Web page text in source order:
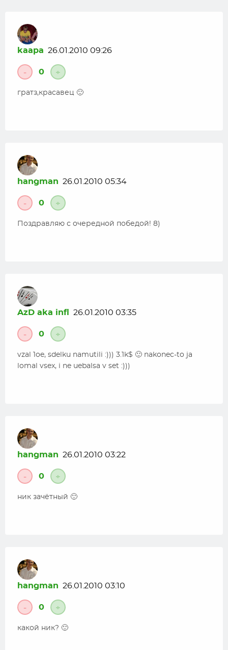
kaapa 26.01.2010 09:26
- 0 +
гратз,красавец 🙂
hangman 26.01.2010 05:34
- 0 +
Поздравляю с очередной победой! 8)
AzD aka infl 26.01.2010 03:35
- 0 +
vzal 1oe, sdelku namutili :))) 3.1k$ 🙂 nakonec-to ja
lomal vsex, i ne uebalsa v set :)))
hangman 26.01.2010 03:22
- 0 +
ник зачётный 🙂
hangman 26.01.2010 03:10
- 0 +
какой ник? 🙂